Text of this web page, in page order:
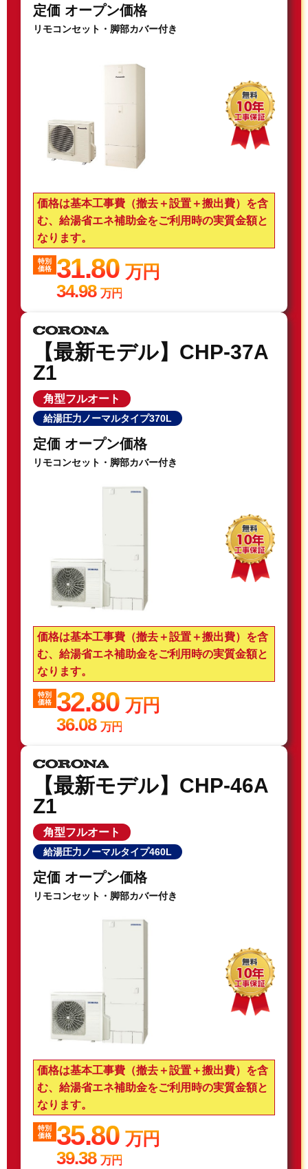
定価 オープン価格
リモコンセット・脚部カバー付き
価格は基本工事費（撤去＋設置＋搬出費）を含
む、給湯省エネ補助金をご利用時の実質金額と
なります。
特別
価格
31.80万円
34.98 万円
【最新モデル】CHP-37A
Z1
角型フルオート
給湯圧力ノーマルタイプ370L
定価 オープン価格
リモコンセット・脚部カバー付き
価格は基本工事費（撤去＋設置＋搬出費）を含
む、給湯省エネ補助金をご利用時の実質金額と
なります。
特別
価格
32.80万円
36.08 万円
【最新モデル】CHP-46A
Z1
角型フルオート
給湯圧力ノーマルタイプ460L
定価 オープン価格
リモコンセット・脚部カバー付き
価格は基本工事費（撤去＋設置＋搬出費）を含
む、給湯省エネ補助金をご利用時の実質金額と
なります。
特別
価格
35.80万円
39.38 万円